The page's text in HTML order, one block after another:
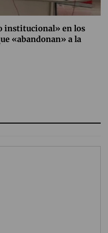
institucional» en los
«abandonan» a la